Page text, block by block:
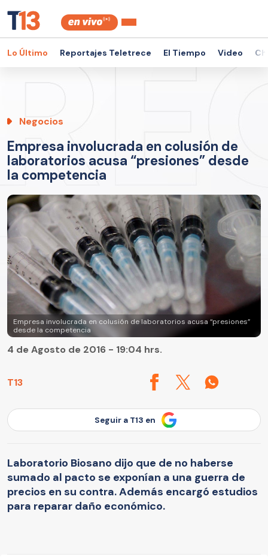
Lo Último Reportajes Teletrece El Tiempo Video
Negocios
Empresa involucrada en colusión de
laboratorios acusa “presiones” desde
la competencia
Empresa involucrada en colusión de laboratorios acusa “presiones”
desde la competencia
T13
4 de Agosto de 2016 - 19:04 hrs.
Seguir a T13 en
Laboratorio Biosano dijo que de no haberse
sumado al pacto se exponían a una guerra de
precios en su contra. Además encargó estudios
para reparar daño económico.